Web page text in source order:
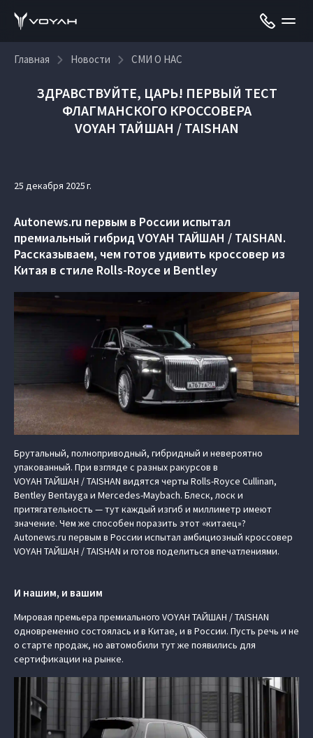
Главная Новости СМИ О НАС
ЗДРАВСТВУЙТЕ, ЦАРЬ! ПЕРВЫЙ ТЕСТ
ФЛАГМАНСКОГО КРОССОВЕРА
VOYAH ТАЙШАН / TAISHAN
25 декабря 2025 г.
Autonews.ru первым в России испытал
премиальный гибрид VOYAH ТАЙШАН / TAISHAN.
Рассказываем, чем готов удивить кроссовер из
Китая в стиле Rolls-Royce и Bentley
Брутальный, полноприводный, гибридный и невероятно
упакованный. При взгляде с разных ракурсов в
VOYAH ТАЙШАН / TAISHAN видятся черты Rolls-Royce Cullinan,
Bentley Bentayga и Mercedes-Maybach. Блеск, лоск и
притягательность — тут каждый изгиб и миллиметр имеют
значение. Чем же способен поразить этот «китаец»?
Autonews.ru первым в России испытал амбициозный кроссовер
VOYAH ТАЙШАН / TAISHAN и готов поделиться впечатлениями.
И нашим, и вашим
Мировая премьера премиального VOYAH ТАЙШАН / TAISHAN
одновременно состоялась и в Китае, и в России. Пусть речь и не
о старте продаж, но автомобили тут же появились для
сертификации на рынке.